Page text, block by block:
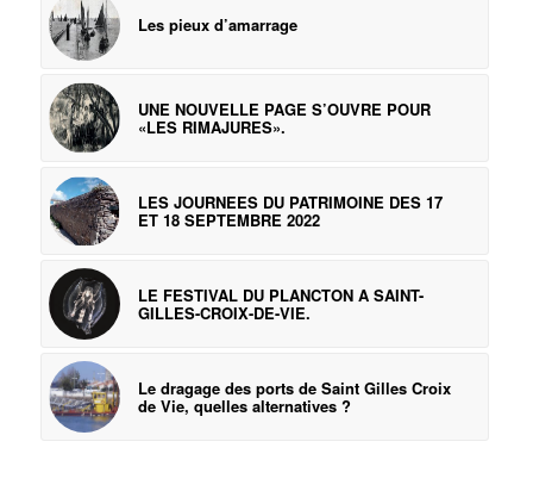
Les pieux d’amarrage
UNE NOUVELLE PAGE S’OUVRE POUR
«LES RIMAJURES».
LES JOURNEES DU PATRIMOINE DES 17
ET 18 SEPTEMBRE 2022
LE FESTIVAL DU PLANCTON A SAINT-
GILLES-CROIX-DE-VIE.
Le dragage des ports de Saint Gilles Croix
de Vie, quelles alternatives ?